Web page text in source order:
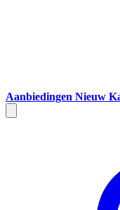
Aanbiedingen Nieuw